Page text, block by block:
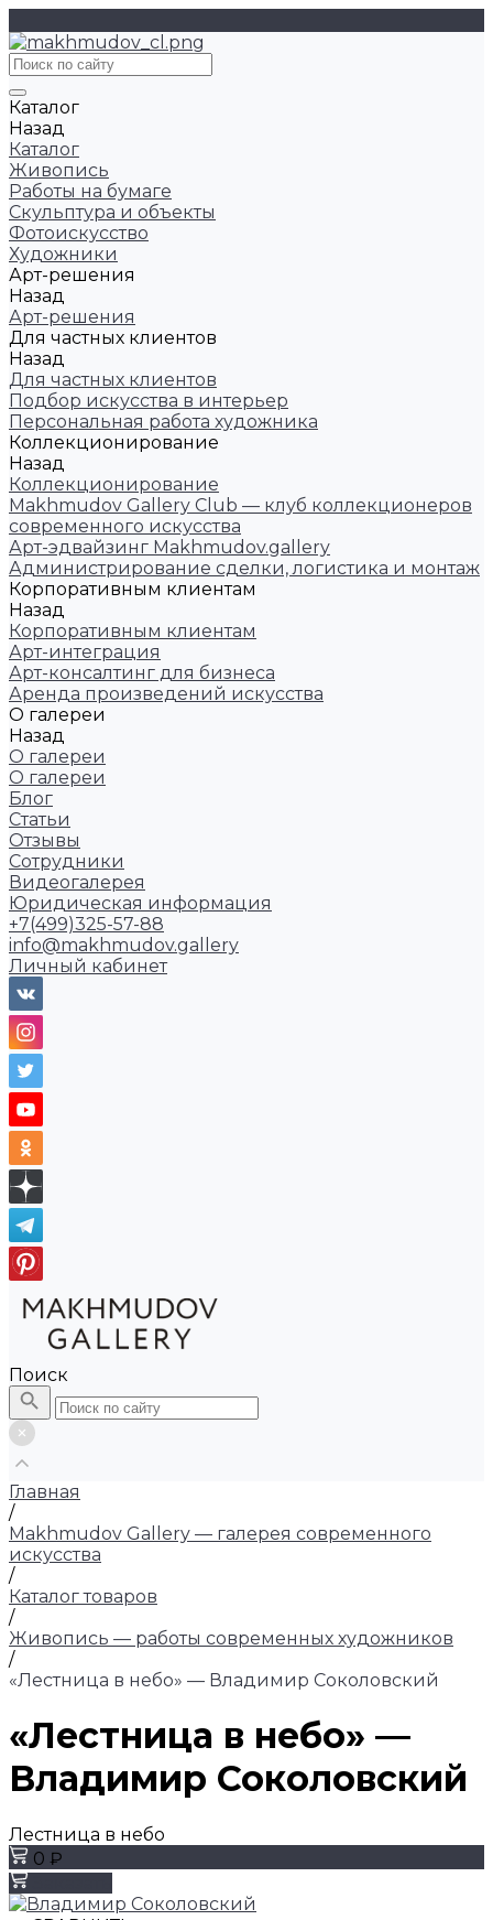
Каталог
Назад
Каталог
Живопись
Работы на бумаге
Скульптура и объекты
Фотоискусство
Художники
Арт-решения
Назад
Арт-решения
Для частных клиентов
Назад
Для частных клиентов
Подбор искусства в интерьер
Персональная работа художника
Коллекционирование
Назад
Коллекционирование
Makhmudov Gallery Club — клуб коллекционеров
современного искусства
Арт-эдвайзинг Makhmudov.gallery
Администрирование сделки, логистика и монтаж
Корпоративным клиентам
Назад
Корпоративным клиентам
Арт-интеграция
Арт-консалтинг для бизнеса
Аренда произведений искусства
О галереи
Назад
О галереи
О галереи
Блог
Статьи
Отзывы
Сотрудники
Видеогалерея
Юридическая информация
+7(499)325-57-88
info@makhmudov.gallery
Личный кабинет
Поиск
Главная
/
Makhmudov Gallery — галерея современного
искусства
/
Каталог товаров
/
Живопись — работы современных художников
/
«Лестница в небо» — Владимир Соколовский
«Лестница в небо» —
Владимир Соколовский
Лестница в небо
0 ₽